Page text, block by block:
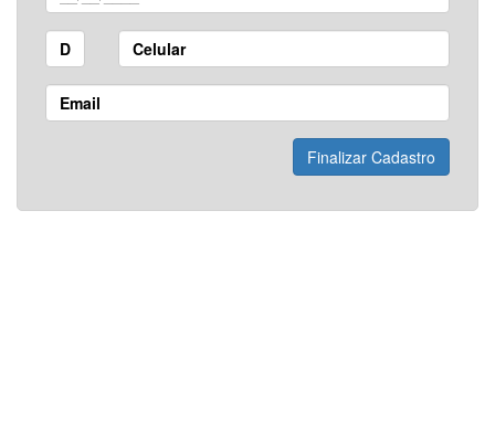
Finalizar Cadastro